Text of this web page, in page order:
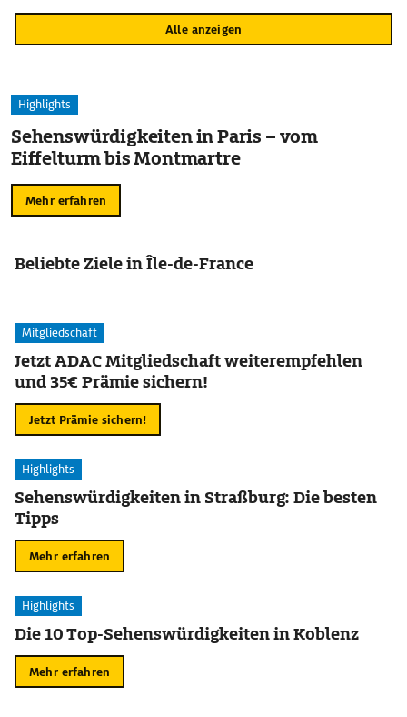
Alle anzeigen
Highlights
Sehenswürdigkeiten in Paris – vom
Eiffelturm bis Montmartre
Mehr erfahren
Beliebte Ziele in Île-de-France
Mitgliedschaft
Jetzt ADAC Mitgliedschaft weiterempfehlen
und 35€ Prämie sichern!
Jetzt Prämie sichern!
Highlights
Sehenswürdigkeiten in Straßburg: Die besten
Tipps
Mehr erfahren
Highlights
Die 10 Top-Sehenswürdigkeiten in Koblenz
Mehr erfahren